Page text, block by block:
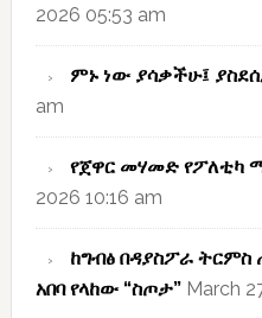
2026 05:53 am
ምኑ ነው ያሳቃችሁ፤
am
የጀዋር መሃመድ የፖለቲካ
2026 10:16 am
ከግብፅ በዳያስፖራ
አበባ የላከው “ስጦታ” March